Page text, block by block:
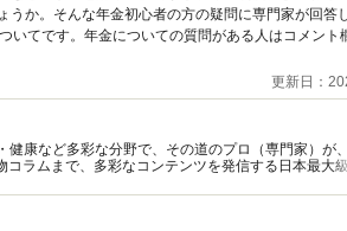
か。そんな年金初心者の方の疑問に専門家が回答
いてです。年金についての質問がある人はコメント
更新日：
健康など多彩な分野で、その道のプロ（専門家）が
ラムまで、多彩なコンテンツを発信する日本最大